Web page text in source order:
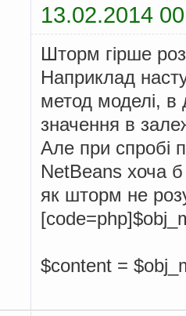
13.02.2014
Шторм гірше
Наприклад
метод моделі, в
значення в
Але при спробі
NetBeans хоча
як шторм не
$content =